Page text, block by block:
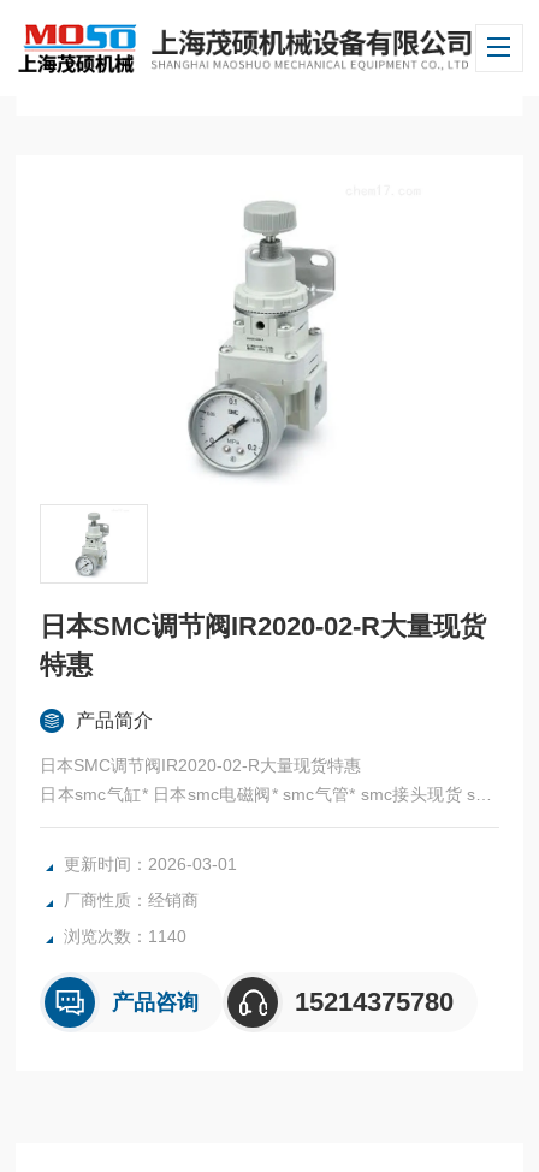
当前位置：
日本SMC调节阀IR2020-02-R大量现货
特惠
产品简介
日本SMC调节阀IR2020-02-R大量现货特惠
日本smc气缸* 日本smc电磁阀* smc气管* smc接头现货 smc
日本* SMC代理 SMC比例阀 SMC气控阀
全系列产品大量现货请咨询上海茂硕机械设备有限公司
更新时间：2026-03-01
厂商性质：经销商
浏览次数：1140
产品咨询 15214375780